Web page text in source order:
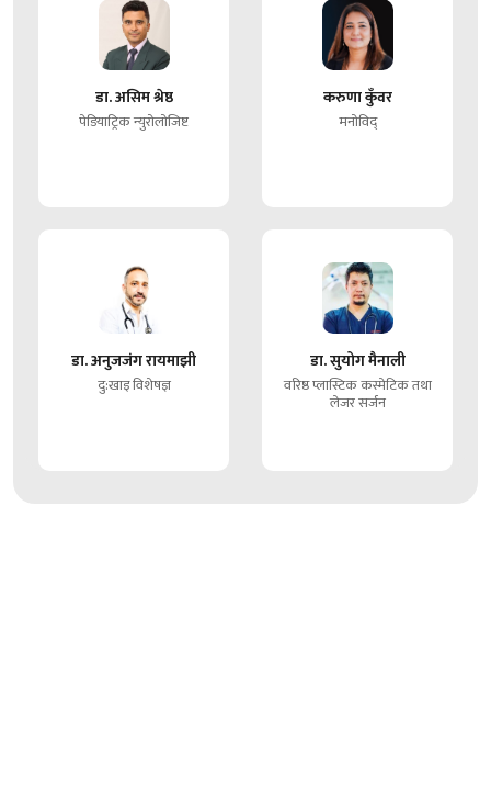
डा. असिम श्रेष्ठ
पेडियाट्रिक न्युरोलोजिष्ट
करुणा कुँवर
मनोविद्
डा. अनुजजंग रायमाझी
दु:खाइ विशेषज्ञ
डा. सुयोग मैनाली
वरिष्ठ प्लास्टिक कस्मेटिक तथा
लेजर सर्जन